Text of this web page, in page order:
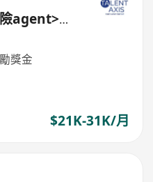
agent>
獎金
$21K-31K/月